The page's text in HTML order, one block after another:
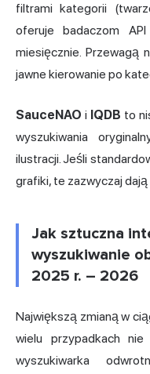
filtrami kategorii
oferuje badaczom
miesięcznie. Przewagą
jawne kierowanie po
SauceNAO i IQDB to
wyszukiwania
ilustracji. Jeśli
grafiki, te zazwyczaj dają
Jak sztuczna
wyszukiwanie
2025 r. – 2026
Największą zmianą w
wielu przypadkach
wyszukiwarka